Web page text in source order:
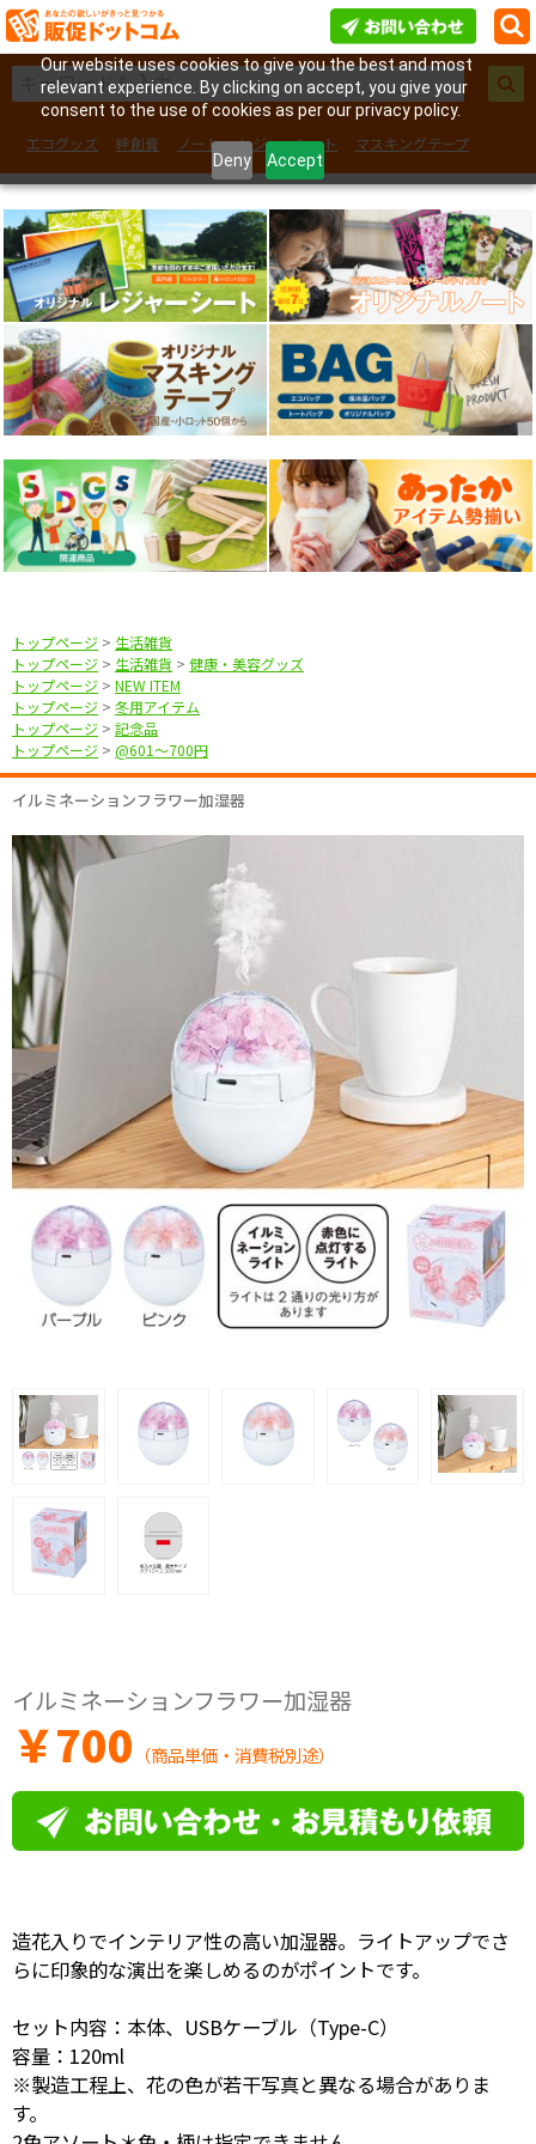
Our website uses cookies to give you the best and most
relevant experience. By clicking on accept, you give your
consent to the use of cookies as per our privacy policy.
Deny Accept
エコグッズ 絆創膏 ノート レジャーシート
マスキングテープ
フェイスシール
トップページ > 生活雑貨
トップページ > 生活雑貨 > 健康・美容グッズ
トップページ > NEW ITEM
トップページ > 冬用アイテム
トップページ > 記念品
トップページ > @601〜700円
イルミネーションフラワー加湿器
イルミネーションフラワー加湿器
￥700 （商品単価・消費税別途）
造花入りでインテリア性の高い加湿器。ライトアップでさ
らに印象的な演出を楽しめるのがポイントです。
セット内容：本体、USBケーブル（Type-C）
容量：120ml
※製造工程上、花の色が若干写真と異なる場合がありま
す。